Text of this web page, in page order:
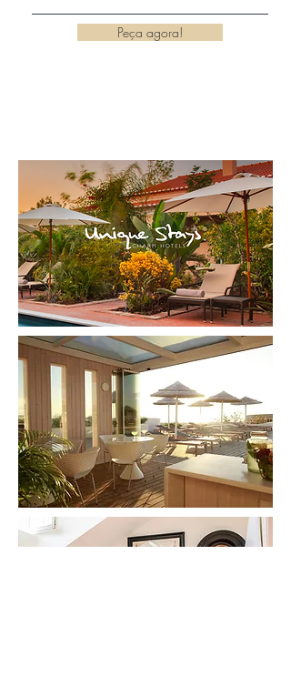
Peça agora!